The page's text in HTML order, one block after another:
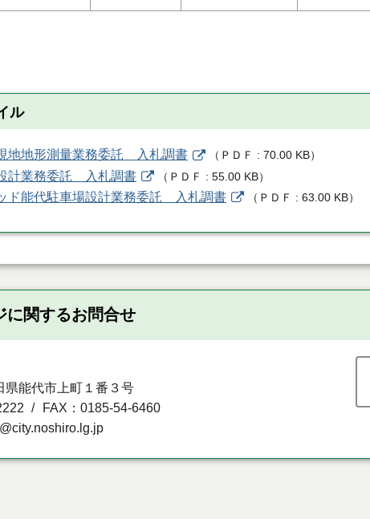
ル
地地形測量業務委託 入札調書 （ ＰＤＦ 70.00 KB）
計業務委託 入札調書 （ ＰＤＦ 55.00 KB）
ド能代駐車場設計業務委託 入札調書 （ ＰＤＦ 63.00 KB）
に関するお問合せ
県能代市上町１番３号
FAX：0185-54-6460